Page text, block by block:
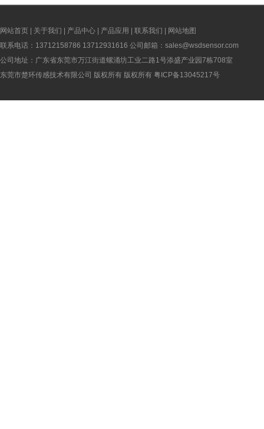
网站首页 关于我们 产品中心 产品应用 联系我们
网站地图
联系电话：13712158786 13712931616 公司邮箱：sales@wsdsensor.com
公司地址：广东省东莞市万江街道螺涌坊工业二路1号添盛产业园7栋708室
东莞市楚环传感技术有限公司 版权所有 版权所有 粤ICP备13045217号